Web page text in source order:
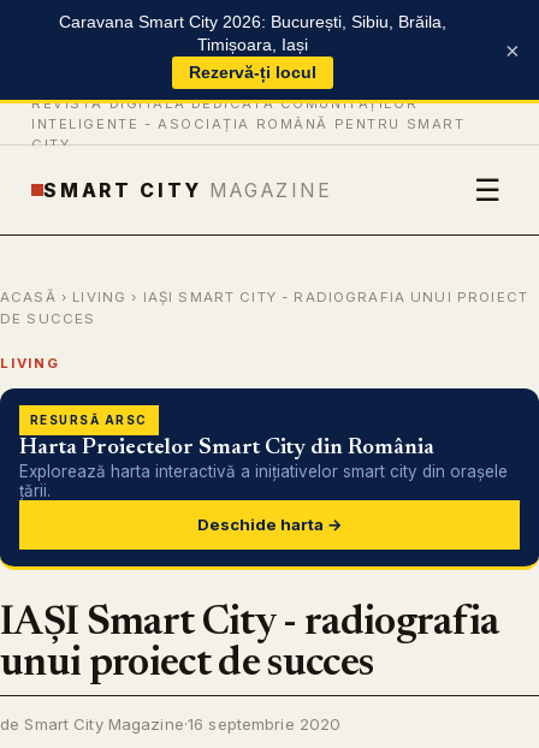
Caravana Smart City 2026: București, Sibiu, Brăila,
Timișoara, Iași
Rezervă-ți locul
×
REVISTĂ DIGITALĂ DEDICATĂ COMUNITĂȚILOR
INTELIGENTE - ASOCIAȚIA ROMÂNĂ PENTRU SMART
CITY
SMART CITY MAGAZINE ☰
ACASĂ › LIVING › IAȘI SMART CITY - RADIOGRAFIA UNUI PROIECT
DE SUCCES
LIVING
RESURSĂ ARSC
Harta Proiectelor Smart City din România
Explorează harta interactivă a inițiativelor smart city din orașele
țării.
Deschide harta →
IAȘI Smart City - radiografia
unui proiect de succes
de Smart City Magazine·16 septembrie 2020